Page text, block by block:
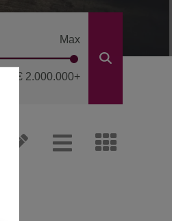
Max
€ 2.000.000+